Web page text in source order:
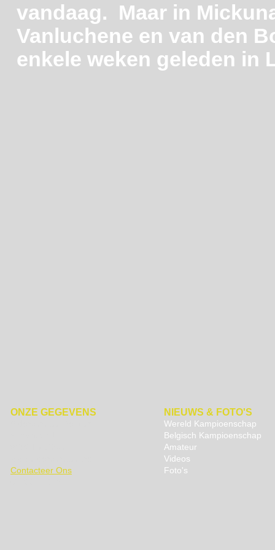
vandaag. Maar in
Vanluchene en van den
enkele weken geleden in
ONZE GEGEVENS
Contacteer Ons
NIEUWS & FOTO'S
Wereld Kampioenschap
Belgisch Kampioenschap
Amateur
Videos
Foto's